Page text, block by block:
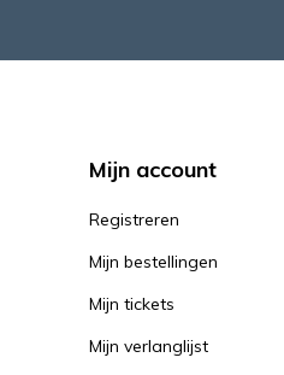
Mijn account
Registreren
Mijn bestellingen
Mijn tickets
Mijn verlanglijst